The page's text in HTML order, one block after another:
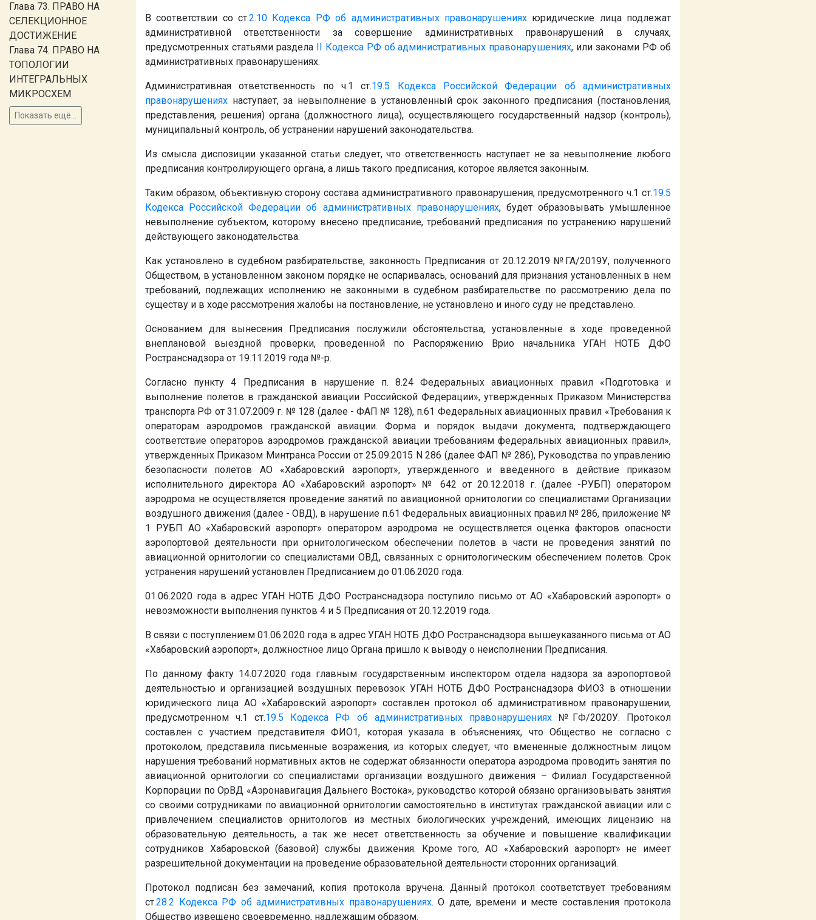
Глава 73. ПРАВО НА
СЕЛЕКЦИОННОЕ
ДОСТИЖЕНИЕ
Глава 74. ПРАВО НА
ТОПОЛОГИИ
ИНТЕГРАЛЬНЫХ
МИКРОСХЕМ
Показать ещё...
В соответствии со ст.2.10 Кодекса РФ об административных правонарушенияхюридические лица подлежат
административной ответственности за совершение административных правонарушений в случаях,
предусмотренных статьями раздела II Кодекса РФ об административных правонарушениях, или законами РФ об
административных правонарушениях.
Административная ответственность по ч.1 ст.19.5
Кодекса Российской Федерации об административных
правонарушениях наступает, за невыполнение в установленный срок законного предписания (постановления,
представления, решения) органа (должностного лица), осуществляющего государственный надзор (контроль),
муниципальный контроль, об устранении нарушений законодательства.
Из смысла диспозиции указанной статьи следует, что ответственность наступает не за невыполнение любого
предписания контролирующего органа, а лишь такого предписания, которое является законным.
Таким образом, объективную сторону состава административного правонарушения, предусмотренного ч.1 ст.19.5
Кодекса Российской Федерации об административных правонарушениях, будет образовывать умышленное
невыполнение субъектом, которому внесено предписание, требований предписания по устранению нарушений
действующего законодательства.
Как установлено в судебном разбирательстве, законность Предписания от 20.12.2019 № ГА/2019У, полученного
Обществом, в установленном законом порядке не оспаривалась, оснований для признания установленных в нем
требований, подлежащих исполнению не законными в судебном разбирательстве по рассмотрению дела по
существу и в ходе рассмотрения жалобы на постановление, не установлено и иного суду не представлено.
Основанием для вынесения Предписания послужили обстоятельства, установленные в ходе проведенной
внеплановой выездной проверки, проведенной по Распоряжению Врио начальника УГАН НОТБ ДФО
Ространснадзора от 19.11.2019 года №-р.
Согласно пункту 4 Предписания в нарушение п. 8.24 Федеральных авиационных правил «Подготовка и
выполнение полетов в гражданской авиации Российской Федерации», утвержденных Приказом Министерства
транспорта РФ от 31.07.2009 г. № 128 (далее - ФАП № 128), п.61 Федеральных авиационных правил «Требования к
операторам аэродромов гражданской авиации. Форма и порядок выдачи документа, подтверждающего
соответствие операторов аэродромов гражданской авиации требованиям федеральных авиационных правил»,
утвержденных Приказом Минтранса России от 25.09.2015 N 286 (далее ФАП № 286), Руководства по управлению
безопасности полетов АО «Хабаровский аэропорт», утвержденного и введенного в действие приказом
исполнительного директора АО «Хабаровский аэропорт» № 642 от 20.12.2018 г. (далее -РУБП) оператором
аэродрома не осуществляется проведение занятий по авиационной орнитологии со специалистами Организации
воздушного движения (далее - ОВД), в нарушение п.61 Федеральных авиационных правил № 286, приложение №
1 РУБП АО «Хабаровский аэропорт» оператором аэродрома не осуществляется оценка факторов опасности
аэропортовой деятельности при орнитологическом обеспечении полетов в части не проведения занятий по
авиационной орнитологии со специалистами ОВД, связанных с орнитологическим обеспечением полетов. Срок
устранения нарушений установлен Предписанием до 01.06.2020 года.
01.06.2020 года в адрес УГАН НОТБ ДФО Ространснадзора поступило письмо от АО «Хабаровский аэропорт» о
невозможности выполнения пунктов 4 и 5 Предписания от 20.12.2019 года.
В связи с поступлением 01.06.2020 года в адрес УГАН НОТБ ДФО Ространснадзора вышеуказанного письма от АО
«Хабаровский аэропорт», должностное лицо Органа пришло к выводу о неисполнении Предписания.
По данному факту 14.07.2020 года главным государственным инспектором отдела надзора за аэропортовой
деятельностью и организацией воздушных перевозок УГАН НОТБ ДФО РостранснадзораФИО3 в отношении
юридического лица АО «Хабаровский аэропорт» составлен протокол об административном правонарушении,
предусмотренном ч.1 ст.19.5 Кодекса РФ об административных правонарушениях № ГФ/2020У. Протокол
составлен с участием представителяФИО1, которая указала в объяснениях, что Общество не согласно с
протоколом, представила письменные возражения, из которых следует, что вмененные должностным лицом
нарушения требований нормативных актов не содержат обязанности оператора аэродрома проводить занятия по
авиационной орнитологии со специалистами организации воздушного движения – Филиал Государственной
Корпорации по ОрВД «Аэронавигация Дальнего Востока», руководство которой обязано организовывать занятия
со своими сотрудниками по авиационной орнитологии самостоятельно в институтах гражданской авиации или с
привлечением специалистов орнитологов из местных биологических учреждений, имеющих лицензию на
образовательную деятельность, а так же несет ответственность за обучение и повышение квалификации
сотрудников Хабаровской (базовой) службы движения. Кроме того, АО «Хабаровский аэропорт» не имеет
разрешительной документации на проведение образовательной деятельности сторонних организаций.
Протокол подписан без замечаний, копия протокола вручена. Данный протокол соответствует требованиям
ст.28.2 Кодекса РФ об административных правонарушениях. О дате, времени и месте составления протокола
Общество извещено своевременно, надлежащим образом.